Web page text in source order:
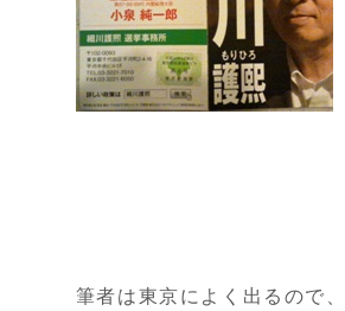
筆者は東京によく出るので